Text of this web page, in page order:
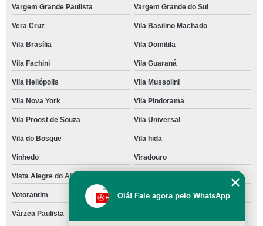
Vargem Grande Paulista Vargem Grande do Sul
Vera Cruz Vila Basilino Machado
Vila Brasília Vila Domitila
Vila Fachini Vila Guaraná
Vila Heliópolis Vila Mussolini
Vila Nova York Vila Pindorama
Vila Proost de Souza Vila Universal
Vila do Bosque Vila hida
Vinhedo Viradouro
Vista Alegre do Alto
Votorantim Votuporanga
Várzea Paulista
Olá! Fale agora pelo WhatsApp